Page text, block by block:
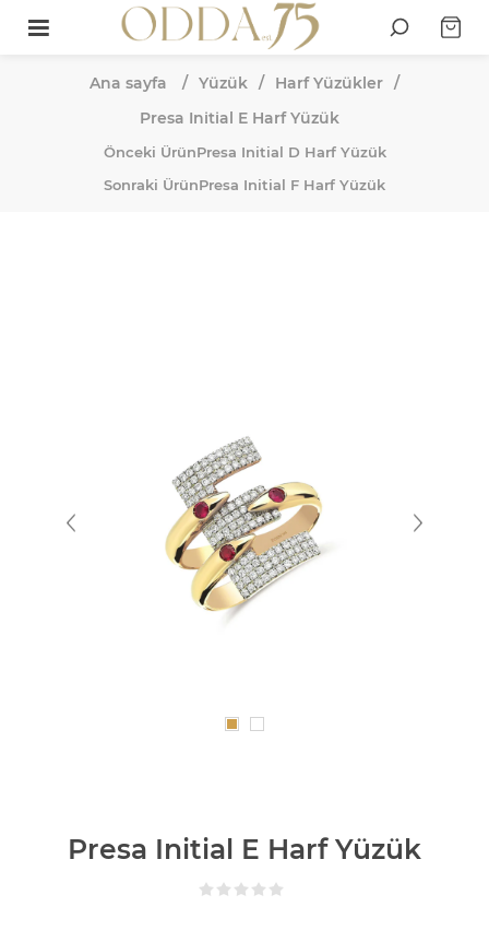
Ana sayfa / Yüzük / Harf Yüzükler /
Presa Initial E Harf Yüzük
Önceki ÜrünPresa Initial D Harf Yüzük
Sonraki ÜrünPresa Initial F Harf Yüzük
Presa Initial E Harf Yüzük